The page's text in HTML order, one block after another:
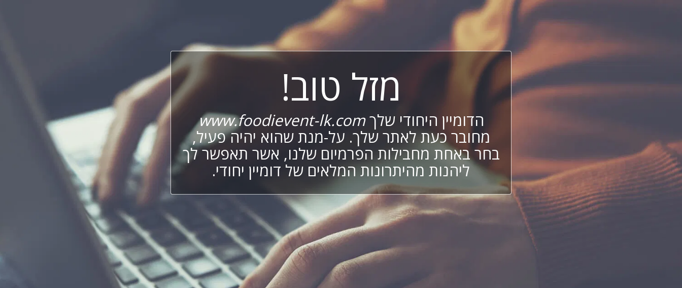
מזל טוב!
הדומיין היחודי שלךwww.foodievent-lk.com
מחובר כעת לאתר שלך. על-מנת שהוא יהיה פעיל,
בחר באחת מחבילות הפרמיום שלנו, אשר תאפשר לך
ליהנות מהיתרונות המלאים של דומיין יחודי.